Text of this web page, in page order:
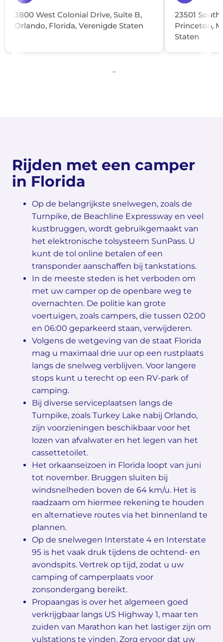
3800 West Colonial Drive, Suite B,
Orlando, Florida, Verenigde Staten
23501
Princeton,
Staten
Rijden met een camper
in Florida
Op de belangrijkste snelwegen, zoals de
Turnpike, de Beachline Expressway en veel
kustbruggen, wordt gebruikgemaakt van
het elektronische tolsysteem SunPass. U
kunt de tol online betalen of een
transponder aanschaffen bij tankstations.
In de meeste steden is het verboden om
met uw camper op de openbare weg te
overnachten. De politie kan grote
voertuigen, zoals campers, die tussen 02:00
en 06:00 geparkeerd staan, verwijderen.
Volgens de wetgeving van de staat Florida
mag u maximaal drie uur op een rustplaats
langs de snelweg verblijven. Voor langere
stops kunt u terecht op een RV-park of
camping.
Bij diverse serviceplaatsen langs de
Turnpike, zoals Turkey Lake nabij Orlando,
zijn voorzieningen beschikbaar voor het
lozen van afvalwater en het legen van het
cassettetoilet.
Het orkaanseizoen in Florida loopt van juni
tot november. Bruggen sluiten bij
windsnelheden boven de 64 km/u. Het is
raadzaam om hiermee rekening te houden
en alternatieve routes via het binnenland te
plannen.
Op de snelwegen Interstate 4 en Interstate
95 is het vaak druk tijdens de ochtend- en
avondspits. Vertrek op tijd, zodat u uw
camping of camperplaats voor
zonsondergang bereikt.
Propaangas is over het algemeen goed
verkrijgbaar langs US Highway 1, maar ten
zuiden van Marathon kan het lastiger zijn om
vulstations te vinden. Zorg ervoor dat uw